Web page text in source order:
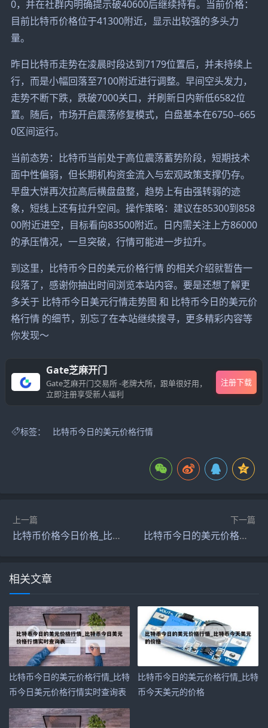
0，并在社群内明确提示破40600后继续持有。当前价格：
目前比特币价格位于41300附近，显示出较强的多头力
量。
昨日比特币走势在凌晨时段达到7179位置后，并未持续上
行，而是小幅回落至7100附近进行调整。早间空头发力，
走势不断下跌，跌破7000关口，并刷新日内新低6582位
置。随后，市场开启震荡修复模式，白盘基本在6750--665
0区间运行。
当前态势：比特币当前处于高位震荡蓄势阶段，短期技术
面中性偏弱，但长期机构资金流入与宏观政策支撑仍存。
早盘大饼再次拉高后横盘盘整，趋势上有由强转弱的迹
象，短线上还有拉升空间。操作策略：建议在85300到858
00附近进空，目标看向83500附近。日内需关注上方86000
的承压情况，一旦突破，行情可能进一步拉升。
到这里，比特币今日的美元价格行情 的相关介绍就暂告一
段落了，感谢你抽出时间浏览本站内容。要是还想了解更
多关于 比特币今日美元行情走势图 和 比特币今日的美元价
格行情 的细节，别忘了在本站继续搜寻，更多精彩内容等
你发现～
Gate芝麻开门
Gate芝麻开门交易所 -老牌大所，跟单很好用，
立即注册享受新人福利
注册下载
标签： 比特币今日的美元价格行情
上一篇
比特币价格今日价格_比特币今曰最新价格
下一篇
比特币今日的美元价格行情_比特币今日美元价格行情实时查询表
相关文章
比特币今日的美元价格行情_比特
币今日美元价格行情实时查询表
比特币今日的美元价格行情_比特
币今天美元的价格